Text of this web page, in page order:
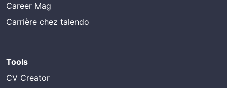
Career Mag
Carrière chez talendo
Tools
CV Creator